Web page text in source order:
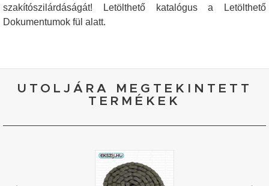
szakítószilárdáságát! Letölthető katalógus a Letölthető
Dokumentumok fül alatt.
UTOLJÁRA MEGTEKINTETT
TERMÉKEK